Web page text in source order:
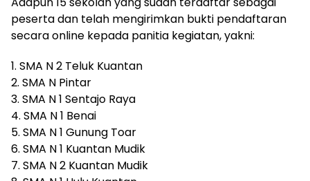
peserta dan telah mengirimkan bukti pendaftaran
secara online kepada panitia kegiatan, yakni:
1. SMA N 2 Teluk Kuantan
2. SMA N Pintar
3. SMA N 1 Sentajo Raya
4. SMA N 1 Benai
5. SMA N 1 Gunung Toar
6. SMA N 1 Kuantan Mudik
7. SMA N 2 Kuantan Mudik